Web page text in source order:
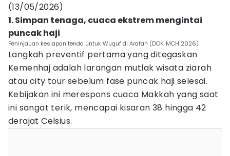
(13/05/2026)
1. Simpan tenaga, cuaca ekstrem mengintai
puncak haji
Peninjauan kesiapan tenda untuk Wuquf di Arafah (DOK. MCH 2026)
Langkah preventif pertama yang ditegaskan
Kemenhaj adalah larangan mutlak wisata ziarah
atau city tour sebelum fase puncak haji selesai.
Kebijakan ini merespons cuaca Makkah yang saat
ini sangat terik, mencapai kisaran 38 hingga 42
derajat Celsius.